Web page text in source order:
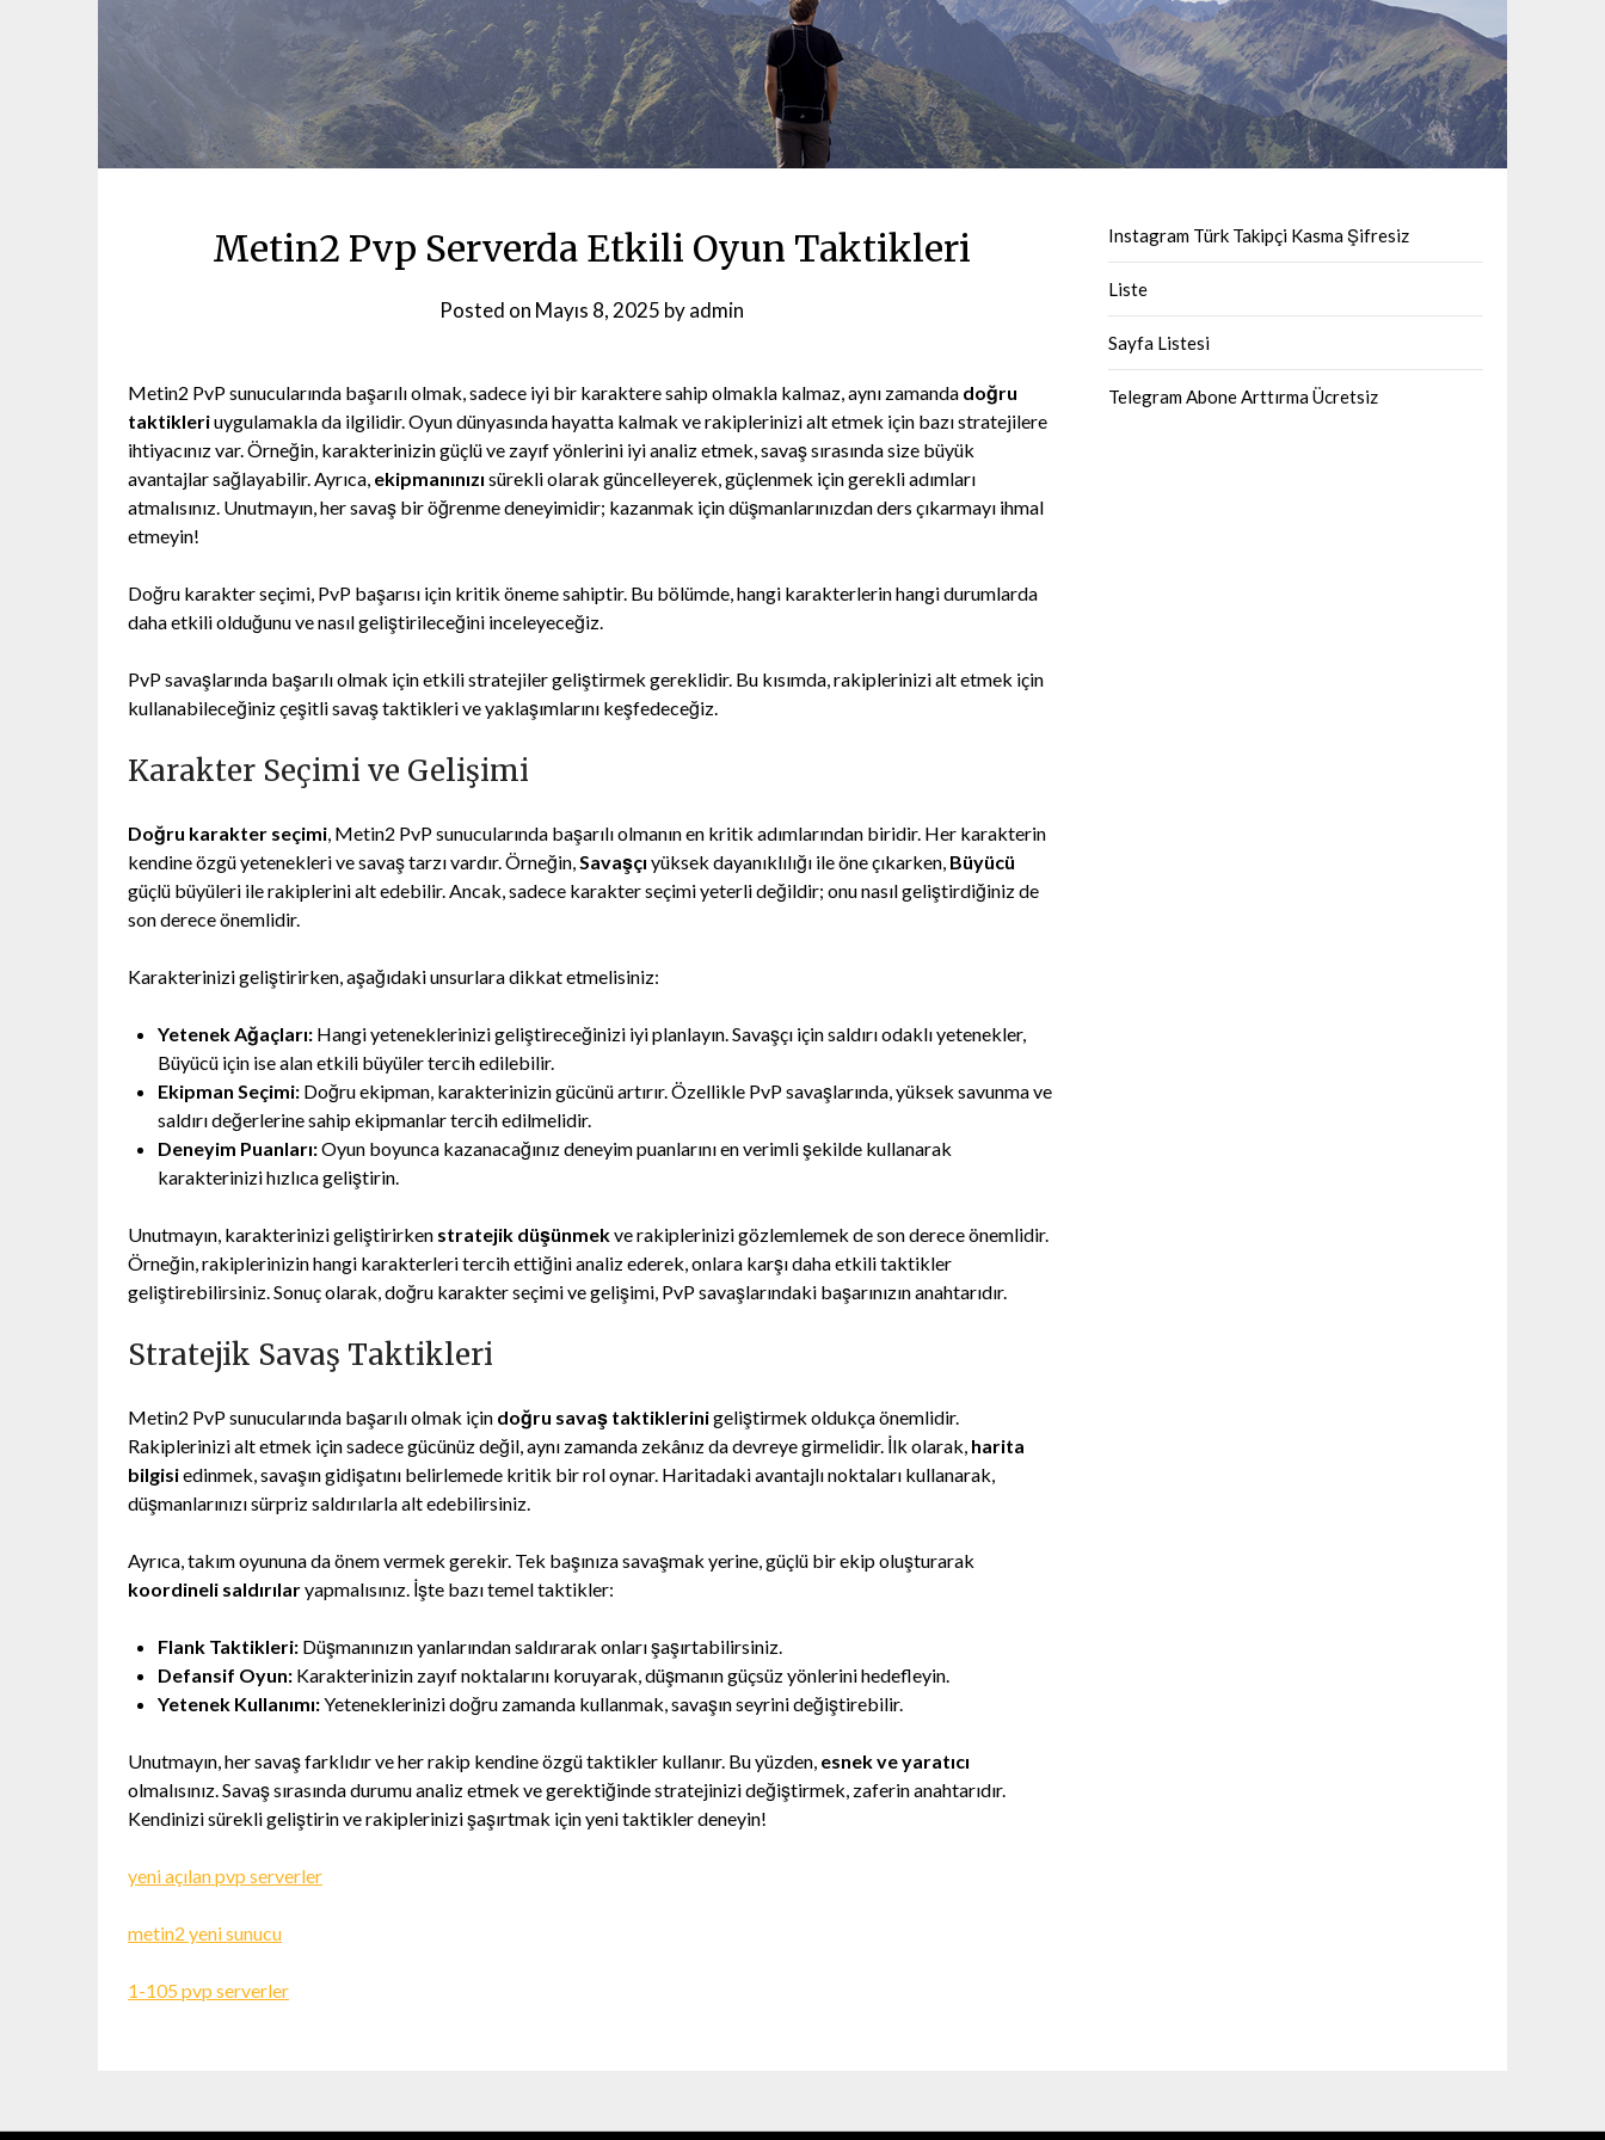
Metin2 Pvp Serverda Etkili Oyun Taktikleri
Posted on Mayıs 8, 2025 byadmin
Metin2 PvP sunucularında başarılı olmak, sadece iyi bir karaktere sahip olmakla kalmaz, aynı zamanda doğru
taktikleriuygulamakla da ilgilidir. Oyun dünyasında hayatta kalmak ve rakiplerinizi alt etmek için bazı stratejilere
ihtiyacınız var. Örneğin, karakterinizin güçlü ve zayıf yönlerini iyi analiz etmek, savaş sırasında size büyük
avantajlar sağlayabilir. Ayrıca, ekipmanınızı sürekli olarak güncelleyerek, güçlenmek için gerekli adımları
atmalısınız. Unutmayın, her savaş bir öğrenme deneyimidir; kazanmak için düşmanlarınızdan ders çıkarmayı ihmal
etmeyin!
Doğru karakter seçimi, PvP başarısı için kritik öneme sahiptir. Bu bölümde, hangi karakterlerin hangi durumlarda
daha etkili olduğunu ve nasıl geliştirileceğini inceleyeceğiz.
PvP savaşlarında başarılı olmak için etkili stratejiler geliştirmek gereklidir. Bu kısımda, rakiplerinizi alt etmek için
kullanabileceğiniz çeşitli savaş taktikleri ve yaklaşımlarını keşfedeceğiz.
Karakter Seçimi ve Gelişimi
Doğru karakter seçimi, Metin2 PvP sunucularında başarılı olmanın en kritik adımlarından biridir. Her karakterin
kendine özgü yetenekleri ve savaş tarzı vardır. Örneğin,Savaşçı yüksek dayanıklılığı ile öne çıkarken, Büyücü
güçlü büyüleri ile rakiplerini alt edebilir. Ancak, sadece karakter seçimi yeterli değildir; onu nasıl geliştirdiğiniz de
son derece önemlidir.
Karakterinizi geliştirirken, aşağıdaki unsurlara dikkat etmelisiniz:
Yetenek Ağaçları: Hangi yeteneklerinizi geliştireceğinizi iyi planlayın. Savaşçı için saldırı odaklı yetenekler,
Büyücü için ise alan etkili büyüler tercih edilebilir.
Ekipman Seçimi: Doğru ekipman, karakterinizin gücünü artırır. Özellikle PvP savaşlarında, yüksek savunma ve
saldırı değerlerine sahip ekipmanlar tercih edilmelidir.
Deneyim Puanları:Oyun boyunca kazanacağınız deneyim puanlarını en verimli şekilde kullanarak
karakterinizi hızlıca geliştirin.
Unutmayın, karakterinizi geliştirirken stratejik düşünmekve rakiplerinizi gözlemlemek de son derece önemlidir.
Örneğin, rakiplerinizin hangi karakterleri tercih ettiğini analiz ederek, onlara karşı daha etkili taktikler
geliştirebilirsiniz. Sonuç olarak, doğru karakter seçimi ve gelişimi, PvP savaşlarındaki başarınızın anahtarıdır.
Stratejik Savaş Taktikleri
Metin2 PvP sunucularında başarılı olmak için doğru savaş taktiklerinigeliştirmek oldukça önemlidir.
Rakiplerinizi alt etmek için sadece gücünüz değil, aynı zamanda zekânız da devreye girmelidir. İlk olarak, harita
bilgisiedinmek, savaşın gidişatını belirlemede kritik bir rol oynar. Haritadaki avantajlı noktaları kullanarak,
düşmanlarınızı sürpriz saldırılarla alt edebilirsiniz.
Ayrıca, takım oyununa da önem vermek gerekir. Tek başınıza savaşmak yerine, güçlü bir ekip oluşturarak
koordineli saldırılaryapmalısınız. İşte bazı temel taktikler:
Flank Taktikleri: Düşmanınızın yanlarından saldırarak onları şaşırtabilirsiniz.
Defansif Oyun: Karakterinizin zayıf noktalarını koruyarak, düşmanın güçsüz yönlerini hedefleyin.
Yetenek Kullanımı:Yeteneklerinizi doğru zamanda kullanmak, savaşın seyrini değiştirebilir.
Unutmayın, her savaş farklıdır ve her rakip kendine özgü taktikler kullanır. Bu yüzden, esnek ve yaratıcı
olmalısınız. Savaş sırasında durumu analiz etmek ve gerektiğinde stratejinizi değiştirmek, zaferin anahtarıdır.
Kendinizi sürekli geliştirin ve rakiplerinizi şaşırtmak için yeni taktikler deneyin!
yeni açılan pvp serverler
metin2 yeni sunucu
1-105 pvp serverler
Instagram Türk Takipçi Kasma Şifresiz
Liste
Sayfa Listesi
Telegram Abone Arttırma Ücretsiz